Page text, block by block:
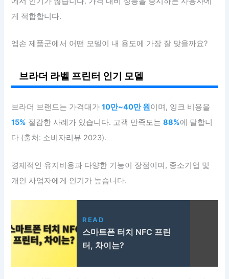
게 적합합니다.
엡손 제품군에서 어떤 모델이 내 용도에 가장 잘 맞을까요?
브라더 라벨 프린터 인기 모델
브라더 브랜드는 가격대가10만~40만 원이며, 잉크 비용을
15% 절감한 사례가 있습니다. 고객 만족도는88%에 달합니
다 (출처: 소비자리뷰 2023).
경제적인 유지비용과 다양한 기능이 장점이며, 중소기업 및
개인 사업자에게 인기가 높습니다.
READ
스마트폰 터치 NFC 프린
터, 차이는?